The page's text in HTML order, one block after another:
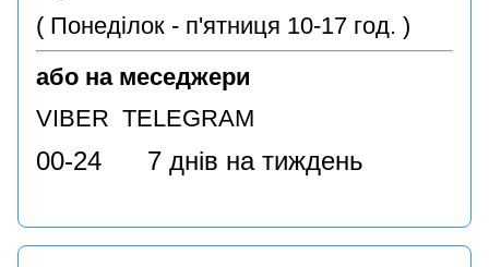
( Понеділок - п'ятниця 10-17 год. )
або на меседжери
VIBER TELEGRAM
00-24 7 днів на тиждень